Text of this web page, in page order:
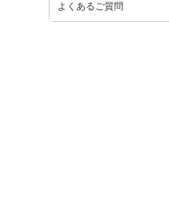
よくあるご質問